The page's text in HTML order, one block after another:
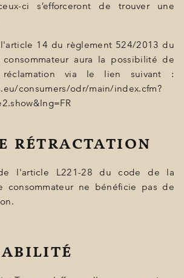
ci s’efforceront de trouver une
14 du règlement 524/2013 du
aura la possibilité de
réclamation via le lien suivant :
consumers/odr/main/index.cfm?
RÉTRACTATION
l'article L221-28 du code de la
consommateur ne bénéficie pas de